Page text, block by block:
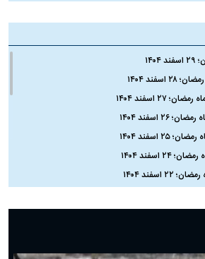
۱۴۰۴
اسفند ۱۴۰۴
اسفند ۱۴۰۴
اسفند ۱۴۰۴
اسفند ۱۴۰۴
۱۴۰۴
ماه ۱۴۰۴